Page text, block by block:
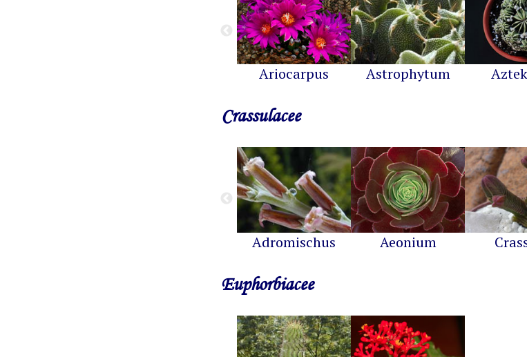
Ariocarpus Astrophytum
Crassulacee
Adromischus Aeonium
Euphorbiacee